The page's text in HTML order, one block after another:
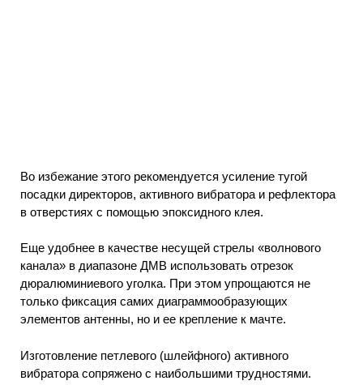
Во избежание этого рекомендуется усиление тугой
посадки директоров, активного вибратора и рефлектора
в отверстиях с помощью эпоксидного клея.
Еще удобнее в качестве несущей стрелы «волнового
канала» в диапазоне ДМВ использовать отрезок
дюралюминиевого уголка. При этом упрощаются не
только фиксация самих диаграммообразующих
элементов антенны, но и ее крепление к мачте.
Изготовление петлевого (шлейфного) активного
вибратора сопряжено с наибольшими трудностями.